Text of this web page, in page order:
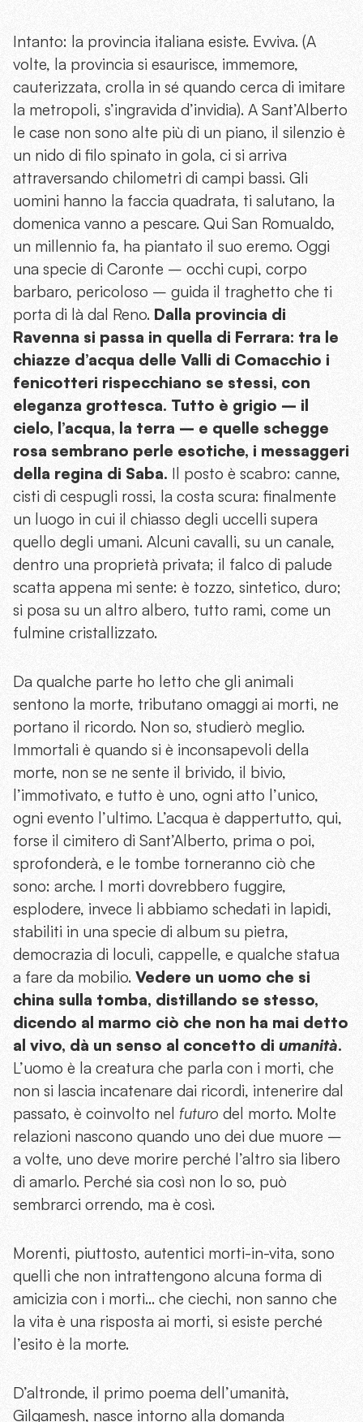
Intanto: la provincia italiana esiste. Evviva. (A
volte, la provincia si esaurisce, immemore,
cauterizzata, crolla in sé quando cerca di imitare
la metropoli, s’ingravida d’invidia). A Sant’Alberto
le case non sono alte più di un piano, il silenzio è
un nido di filo spinato in gola, ci si arriva
attraversando chilometri di campi bassi. Gli
uomini hanno la faccia quadrata, ti salutano, la
domenica vanno a pescare. Qui San Romualdo,
un millennio fa, ha piantato il suo eremo. Oggi
una specie di Caronte – occhi cupi, corpo
barbaro, pericoloso – guida il traghetto che ti
porta di là dal Reno. Dalla provincia di
Ravenna si passa in quella di Ferrara: tra le
chiazze d’acqua delle Valli di Comacchio i
fenicotteri rispecchiano se stessi, con
eleganza grottesca. Tutto è grigio – il
cielo, l’acqua, la terra – e quelle schegge
rosa sembrano perle esotiche, i messaggeri
della regina di Saba. Il posto è scabro: canne,
cisti di cespugli rossi, la costa scura: finalmente
un luogo in cui il chiasso degli uccelli supera
quello degli umani. Alcuni cavalli, su un canale,
dentro una proprietà privata; il falco di palude
scatta appena mi sente: è tozzo, sintetico, duro;
si posa su un altro albero, tutto rami, come un
fulmine cristallizzato.
Da qualche parte ho letto che gli animali
sentono la morte, tributano omaggi ai morti, ne
portano il ricordo. Non so, studierò meglio.
Immortali è quando si è inconsapevoli della
morte, non se ne sente il brivido, il bivio,
l’immotivato, e tutto è uno, ogni atto l’unico,
ogni evento l’ultimo. L’acqua è dappertutto, qui,
forse il cimitero di Sant’Alberto, prima o poi,
sprofonderà, e le tombe torneranno ciò che
sono: arche. I morti dovrebbero fuggire,
esplodere, invece li abbiamo schedati in lapidi,
stabiliti in una specie di album su pietra,
democrazia di loculi, cappelle, e qualche statua
a fare da mobilio. Vedere un uomo che si
china sulla tomba, distillando se stesso,
dicendo al marmo ciò che non ha mai detto
al vivo, dà un senso al concetto di umanità.
L’uomo è la creatura che parla con i morti, che
non si lascia incatenare dai ricordi, intenerire dal
passato, è coinvolto nel futuro del morto. Molte
relazioni nascono quando uno dei due muore –
a volte, uno deve morire perché l’altro sia libero
di amarlo. Perché sia così non lo so, può
sembrarci orrendo, ma è così.
Morenti, piuttosto, autentici morti-in-vita, sono
quelli che non intrattengono alcuna forma di
amicizia con i morti… che ciechi, non sanno che
la vita è una risposta ai morti, si esiste perché
l’esito è la morte.
D’altronde, il primo poema dell’umanità,
Gilgamesh, nasce intorno alla domanda